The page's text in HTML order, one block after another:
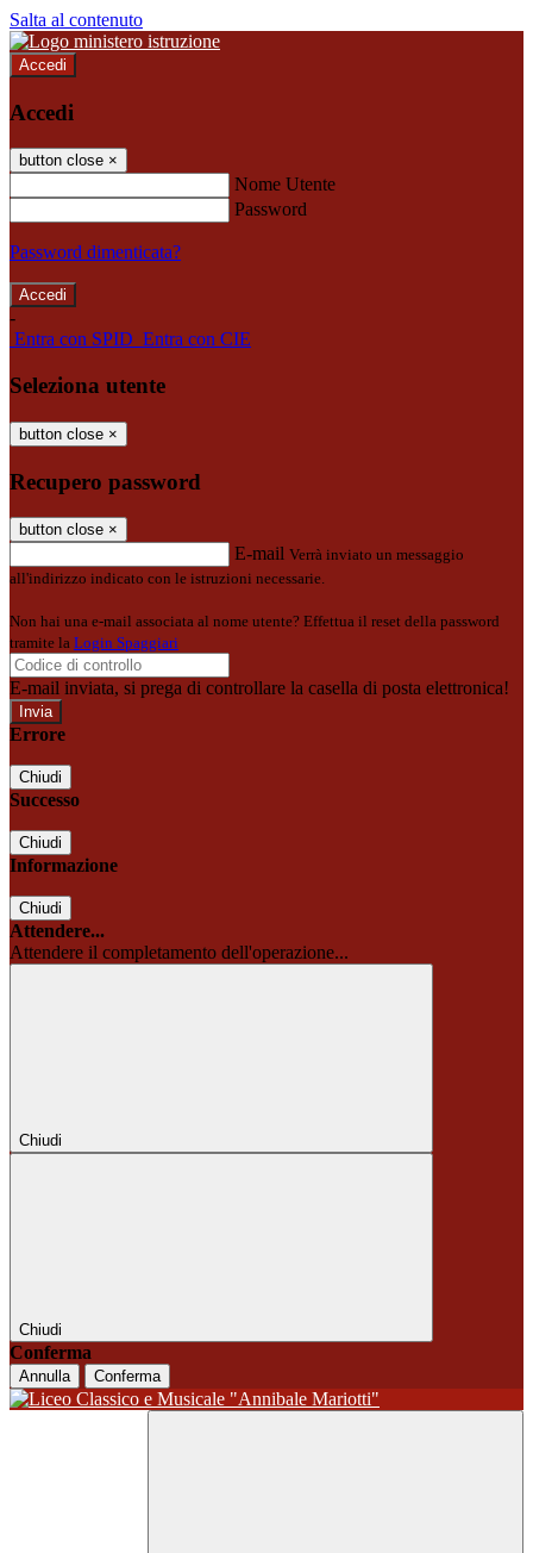
Salta al contenuto
Accedi
Accedi
button close ×
Nome Utente
Password
Password dimenticata?
-
Entra con SPID Entra con CIE
Seleziona utente
button close ×
Recupero password
button close ×
E-mail Verrà inviato un messaggio
all'indirizzo indicato con le istruzioni necessarie.
Non hai una e-mail associata al nome utente? Effettua il reset della password
tramite la Login Spaggiari
E-mail inviata, si prega di controllare la casella di posta elettronica!
Errore
Chiudi
Successo
Chiudi
Informazione
Chiudi
Attendere...
Attendere il completamento dell'operazione...
Chiudi
Chiudi
Conferma
Annulla Conferma